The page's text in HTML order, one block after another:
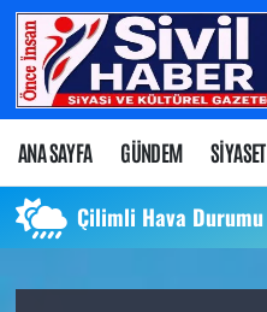
ANA SAYFA GÜNDEM SİYASET
Çilimli Hava Durumu
Nöbetçi Eczaneler
Hava Durumu
Namaz Vakitleri